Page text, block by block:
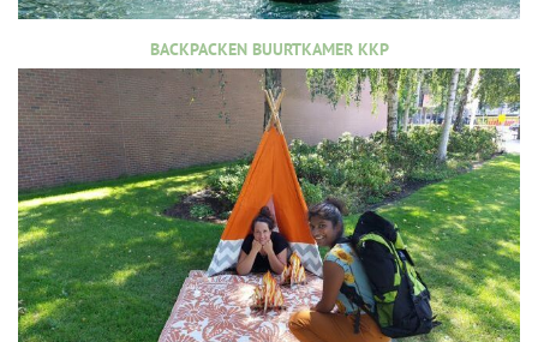
BACKPACKEN BUURTKAMER KKP